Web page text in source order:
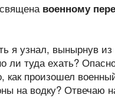
военному
я узнал, вынырнув
ли туда ехать?
произошел
на водку? Отвечаю